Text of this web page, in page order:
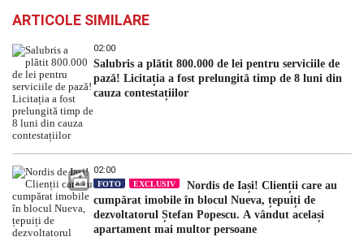
ARTICOLE SIMILARE
02:00
Salubris a plătit 800.000 de lei pentru serviciile de
pază! Licitația a fost prelungită timp de 8 luni din
cauza contestațiilor
02:00
FOTO EXCLUSIV
Nordis de Iași! Clienții care au
cumpărat imobile în blocul Nueva, țepuiți de
dezvoltatorul Ștefan Popescu. A vândut același
apartament mai multor persoane